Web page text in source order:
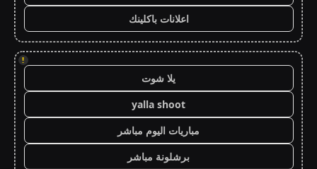
اعلانات باكلينك
!
يلا شوت
yalla shoot
مباريات اليوم مباشر
برشلونة مباشر